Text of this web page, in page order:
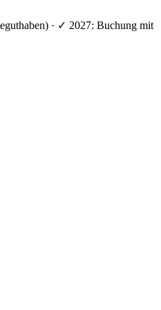
· ✓ 2027: Buchung mit